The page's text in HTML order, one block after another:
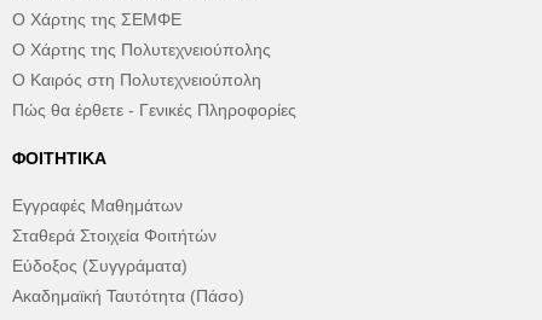
Ο Χάρτης της ΣΕΜΦΕ
Ο Χάρτης της Πολυτεχνειούπολης
Ο Καιρός στη Πολυτεχνειούπολη
Πώς θα έρθετε - Γενικές Πληροφορίες
ΦΟΙΤΗΤΙΚΆ
Εγγραφές Μαθημάτων
Σταθερά Στοιχεία Φοιτήτών
Εύδοξος (Συγγράματα)
Ακαδημαϊκή Ταυτότητα (Πάσο)